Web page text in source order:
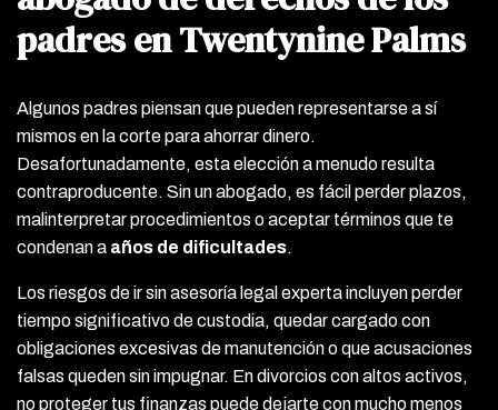
padres en Twentynine Palms
Algunos padres piensan que pueden representarse a sí
mismos en la corte para ahorrar dinero.
Desafortunadamente, esta elección a menudo resulta
contraproducente. Sin un abogado, es fácil perder plazos,
malinterpretar procedimientos o aceptar términos que te
condenan a años de dificultades.
Los riesgos de ir sin asesoría legal experta incluyen perder
tiempo significativo de custodia, quedar cargado con
obligaciones excesivas de manutención o que acusaciones
falsas queden sin impugnar. En divorcios con altos activos,
no proteger tus finanzas puede dejarte con mucho menos